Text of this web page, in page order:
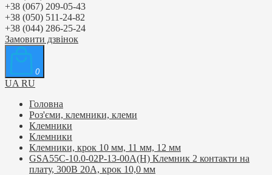
+38 (067) 209-05-43
+38 (050) 511-24-82
+38 (044) 286-25-24
Замовити дзвінок
0
UA RU
Головна
Роз'єми, клемники, клеми
Клемники
Клемники
Клемники, крок 10 мм, 11 мм, 12 мм
GSA55C-10.0-02P-13-00A(H) Клемник 2 контакти на
плату, 300В 20А, крок 10,0 мм